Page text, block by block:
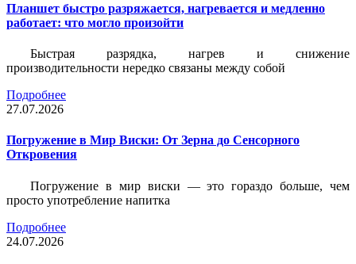
Планшет быстро разряжается, нагревается и медленно
работает: что могло произойти
Быстрая разрядка, нагрев и снижение
производительности нередко связаны между собой
Подробнее
27.07.2026
Погружение в Мир Виски: От Зерна до Сенсорного
Откровения
Погружение в мир виски — это гораздо больше, чем
просто употребление напитка
Подробнее
24.07.2026